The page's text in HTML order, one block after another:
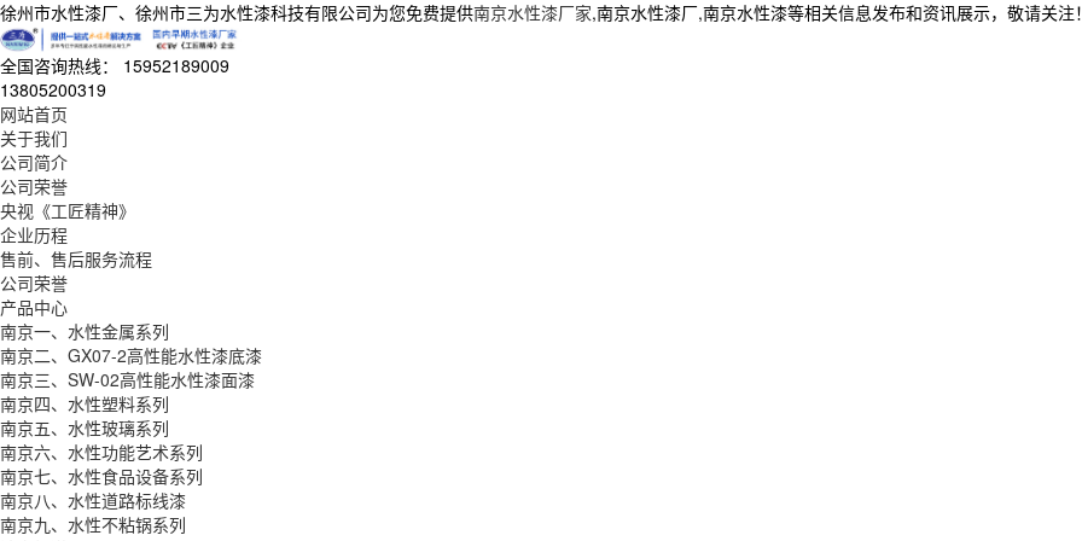
徐州市水性漆厂、徐州市三为水性漆科技有限公司为您免费提供南京水性漆厂家,南京水性漆厂,南京水性漆等相关信息发布和资讯展示，敬请关注！
全国咨询热线： 15952189009
13805200319
网站首页
关于我们
公司简介
公司荣誉
央视《工匠精神》
企业历程
售前、售后服务流程
公司荣誉
产品中心
南京一、水性金属系列
南京二、GX07-2高性能水性漆底漆
南京三、SW-02高性能水性漆面漆
南京四、水性塑料系列
南京五、水性玻璃系列
南京六、水性功能艺术系列
南京七、水性食品设备系列
南京八、水性道路标线漆
南京九、水性不粘锅系列